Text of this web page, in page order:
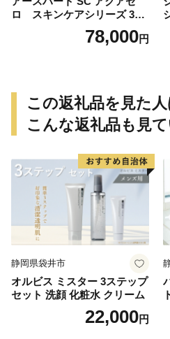
ロ スキンケアシリーズ 3点
78,000円
この返礼品を見た
こんな返礼品も見
静岡県袋井市
オルビス ミスター 3ステップ
セット 洗顔 化粧水 クリーム
22,000円